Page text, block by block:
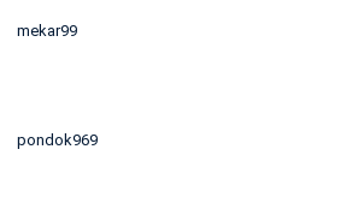
mekar99
pondok969